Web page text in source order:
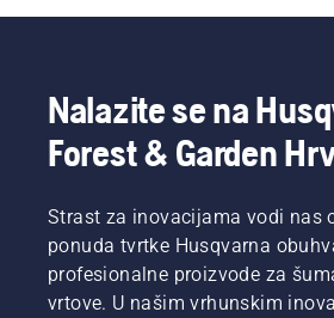
proizvode
prilagođena
udobnija
manje
umara
tijekom
upotrebe,
stoga
Nalazite se na
Forest & Garden
Strast za inovacijama vodi nas
ponuda tvrtke Husqvarna
profesionalne proizvode za
vrtove. U našim vrhunskim